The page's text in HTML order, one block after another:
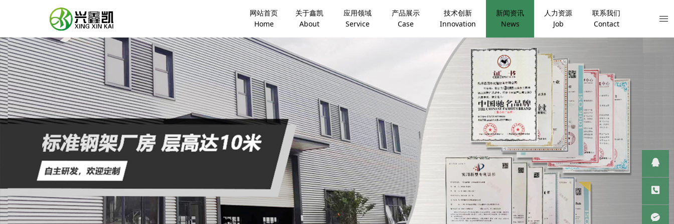
网站首页
Home
关于鑫凯
About
应用领域
Service
产品展示
Case
技术创新
Innovation
新闻资讯
News
人力资源
Job
联系我们
Contact
QQ客服
服务热